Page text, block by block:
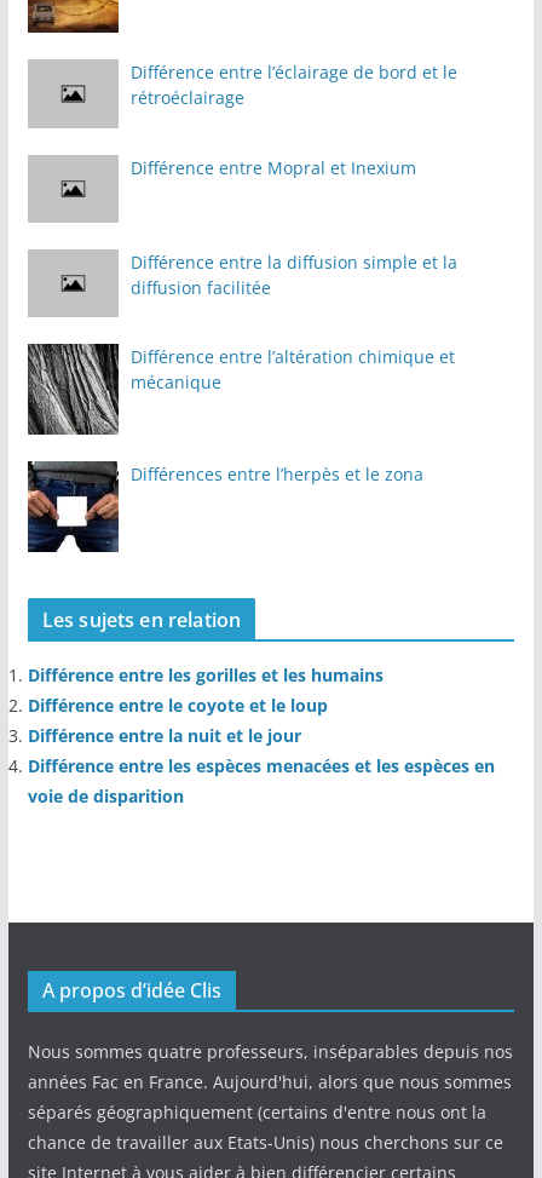
Différence entre l’éclairage de bord et le
rétroéclairage
Différence entre Mopral et Inexium
Différence entre la diffusion simple et la
diffusion facilitée
Différence entre l’altération chimique et
mécanique
Différences entre l’herpès et le zona
Les sujets en relation
Différence entre les gorilles et les humains
Différence entre le coyote et le loup
Différence entre la nuit et le jour
Différence entre les espèces menacées et les espèces en
voie de disparition
A propos d’idée Clis
Nous sommes quatre professeurs, inséparables depuis nos
années Fac en France. Aujourd'hui, alors que nous sommes
séparés géographiquement (certains d'entre nous ont la
chance de travailler aux Etats-Unis) nous cherchons sur ce
site Internet à vous aider à bien différencier certains